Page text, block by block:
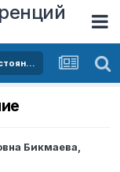
Автомобилестроительная отрасль: роль и состояние в России
Бикмаева,